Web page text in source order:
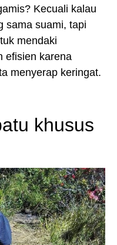
Kecuali kalau
sama suami, tapi
mendaki
efisien karena
menyerap keringat.
khusus